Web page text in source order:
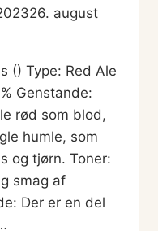
26. august
() Type: Red Ale
Genstande:
rød som blod,
humle, som
og tjørn. Toner:
smag af
Der er en del